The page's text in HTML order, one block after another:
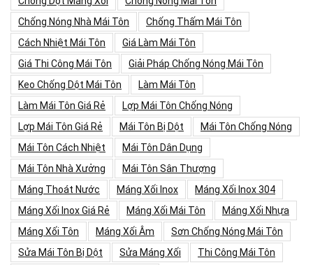
Chống Nóng Nhà Mái Tôn
Chống Thấm Mái Tôn
Cách Nhiệt Mái Tôn
Giá Làm Mái Tôn
Giá Thi Công Mái Tôn
Giải Pháp Chống Nóng Mái Tôn
Keo Chống Dột Mái Tôn
Làm Mái Tôn
Làm Mái Tôn Giá Rẻ
Lợp Mái Tôn Chống Nóng
Lợp Mái Tôn Giá Rẻ
Mái Tôn Bị Dột
Mái Tôn Chống Nóng
Mái Tôn Cách Nhiệt
Mái Tôn Dân Dụng
Mái Tôn Nhà Xưởng
Mái Tôn Sân Thượng
Máng Thoát Nước
Máng Xối Inox
Máng Xối Inox 304
Máng Xối Inox Giá Rẻ
Máng Xối Mái Tôn
Máng Xối Nhựa
Máng Xối Tôn
Máng Xối Âm
Sơn Chống Nóng Mái Tôn
Sửa Mái Tôn Bị Dột
Sửa Máng Xối
Thi Công Mái Tôn